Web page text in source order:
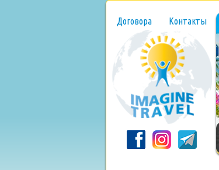
Договора Контакты